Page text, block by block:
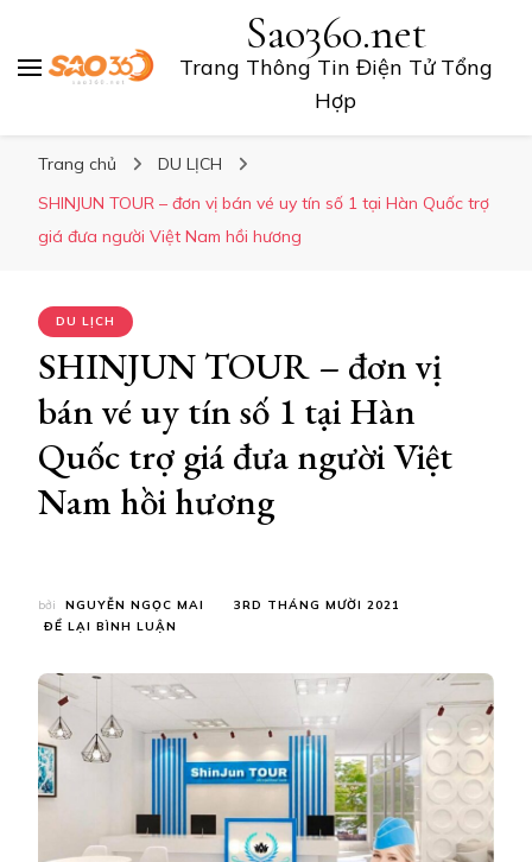
Sao360.net
Trang Thông Tin Điện Tử Tổng
Hợp
Trang chủ
DU LỊCH
SHINJUN TOUR – đơn vị bán vé uy tín số 1 tại Hàn Quốc trợ
giá đưa người Việt Nam hồi hương
DU LỊCH
SHINJUN TOUR – đơn vị
bán vé uy tín số 1 tại Hàn
Quốc trợ giá đưa người Việt
Nam hồi hương
bởi NGUYỄN NGỌC MAI
3RD THÁNG MƯỜI 2021
ĐỂ LẠI BÌNH LUẬN
–
VỊ
BÁN
VÉ
TÍN
SỐ